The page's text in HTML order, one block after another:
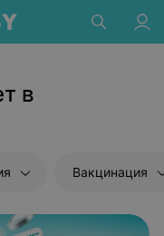
в
Вакцинация